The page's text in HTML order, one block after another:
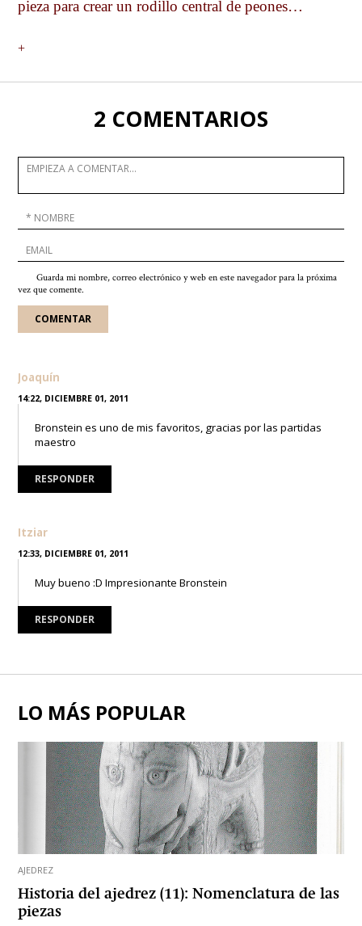
pieza para crear un rodillo central de peones…
+
2 COMENTARIOS
Guarda mi nombre, correo electrónico y web en este navegador para la próxima
vez que comente.
Joaquín
14:22, DICIEMBRE 01, 2011
Bronstein es uno de mis favoritos, gracias por las partidas
maestro
RESPONDER
Itziar
12:33, DICIEMBRE 01, 2011
Muy bueno :D Impresionante Bronstein
RESPONDER
LO MÁS POPULAR
AJEDREZ
Historia del ajedrez (11): Nomenclatura de las
piezas